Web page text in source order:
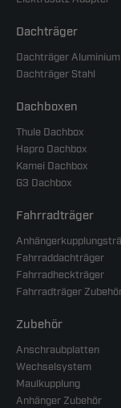
Dachträger
Dachträger Aluminium
Dachträger Stahl
Dachboxen
Thule Dachbox
Hapro Dachbox
Kamei Dachbox
G3 Dachbox
Fahrradträger
Fahrraddachträger
Fahrradheckträger
Fahrradträger
Zubehör
Anschraubplatten
Wechselsystem
Maulkupplung
Anhänger Zubehör